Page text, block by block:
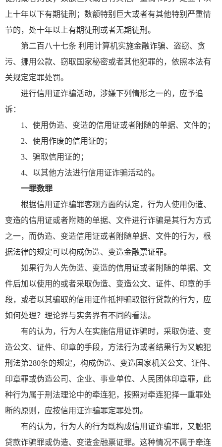
上十年以下有期徒刑；数额特别巨大或者有其他特别严重情
节的，处十年以上有期徒刑或者无期徒刑。
第二百八十七条 利用计算机实施金融诈骗、盗窃、贪
污、挪用公款、窃取国家秘密或者其他犯罪的，依照本法有
关规定定罪处罚。
进行信用证诈骗活动，涉嫌下列情形之一的，应予追
诉：
1、使用伪造、变造的信用证或者附随的单据、文件的；
2、使用作废的信用证的；
3、骗取信用证的；
4、以其他方法进行信用证诈骗活动的。
一罪数罪
根据信用证诈骗罪客观方面的认定，行为人使用伪造、
变造的信用证或者附随的单据、文件进行诈骗是其行为方式
之一，而伪造、变造信用证或者附随单据、文件的行为，根
据法律的规定可以构成伪造、变造金融票证罪。
如果行为人先伪造、变造的信用证或者附随的单据、文
件后加以使用的或者采取伪造、变造公文、证件、印章的手
段，或者以其骗取的信用证作抵押骗取银行贷款的行为，应
如何处理？理论界与实务界有不同的看法。
有的认为，行为人在实施信用证诈骗时，采取伪造、变
造公文、证件、印章的手段，方法行为或者结果行为又触犯
刑法第280条的规定，构成伪造、变造国家机关公文、证件、
印章罪或伪造公司、企业、事业单位、人民团体印章罪，此
种行为属于刑法理论中的牵连犯，按照对牵连犯择一重罪处
断的原则，应按信用证诈骗罪定罪处罚。
有的认为，行为人的行为既构成信用证诈骗罪，又触犯
贷款诈骗罪或伪造、变造金融票证罪。这种情况不属于牵连